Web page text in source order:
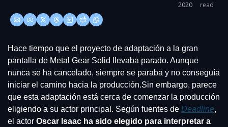
2020
read
Hace tiempo que el proyecto de adaptación a la gran
pantalla de Metal Gear Solid llevaba parado. Aunque
nunca se ha cancelado, siempre se paraba y no conseguía
iniciar el camino hacia la producción.Sin embargo, parece
que esta adaptación está cerca de comenzar la producción
eligiendo a su actor principal. Según fuentes de Deadline,
el actor Oscar Isaac ha sido elegido para interpretar a